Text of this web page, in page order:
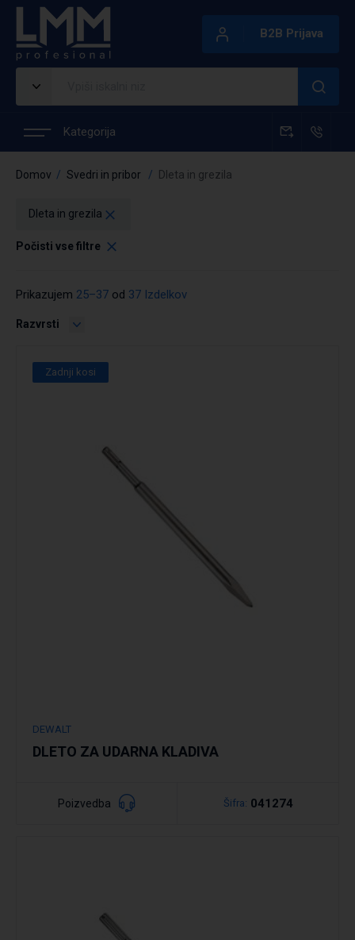
B2B Prijava
Kategorija
Domov Svedri in pribor Dleta in grezila
Dleta in grezila
Počisti vse filtre
Prikazujem 25–37 od 37 Izdelkov
Razvrsti
Zadnji kosi
DEWALT
DLETO ZA UDARNA KLADIVA
Poizvedba Šifra: 041274